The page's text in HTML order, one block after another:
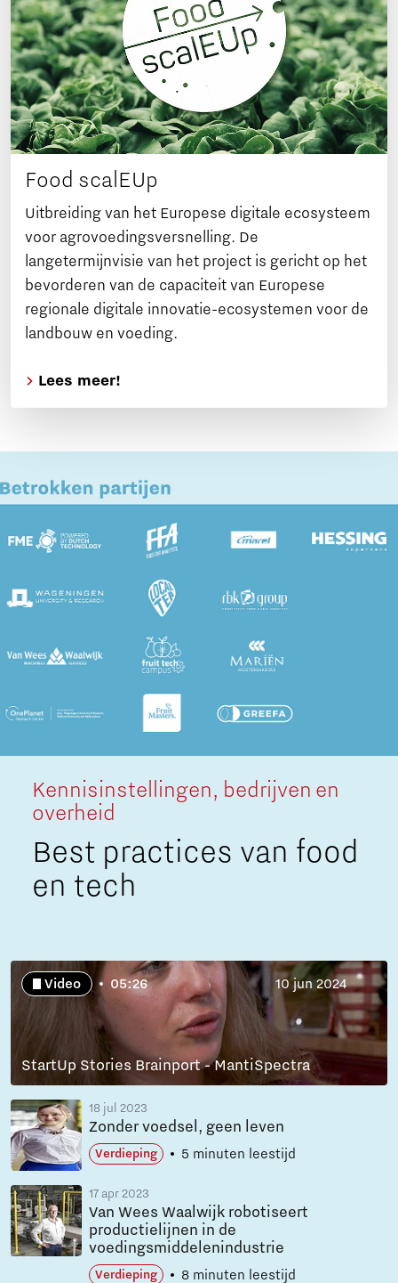
Food scalEUp
Uitbreiding van het Europese digitale ecosysteem
voor agrovoedingsversnelling. De
langetermijnvisie van het project is gericht op het
bevorderen van de capaciteit van Europese
regionale digitale innovatie-ecosystemen voor de
landbouw en voeding.
Lees meer!
Kennisinstellingen, bedrijven en
overheid
Best practices van food
en tech
Video 05:26 10 jun 2024
StartUp Stories Brainport - MantiSpectra
18 jul 2023
Zonder voedsel, geen leven
Verdieping 5 minuten leestijd
17 apr 2023
Van Wees Waalwijk robotiseert
productielijnen in de
voedingsmiddelenindustrie
Verdieping 8 minuten leestijd